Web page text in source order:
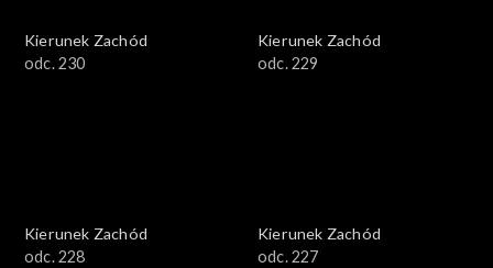
Kierunek Zachód
odc. 230
Kierunek Zachód
odc. 229
Kierunek Zachód
odc. 228
Kierunek Zachód
odc. 227